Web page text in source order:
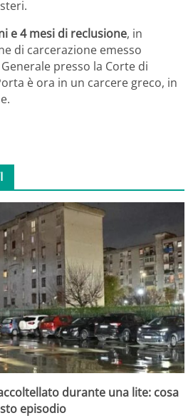
e 4 mesi di reclusione, in
di carcerazione emesso
presso la Corte di
è ora in un carcere greco, in
durante una lite: cosa
episodio